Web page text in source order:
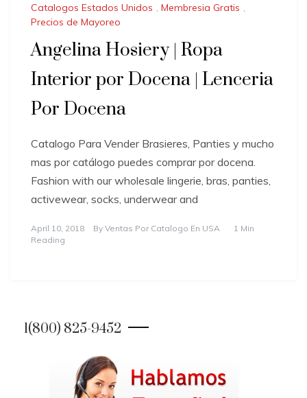
Catalogos Estados Unidos , Membresia Gratis ,
Precios de Mayoreo
Angelina Hosiery | Ropa
Interior por Docena | Lenceria
Por Docena
Catalogo Para Vender Brasieres, Panties y mucho
mas por catálogo puedes comprar por docena.
Fashion with our wholesale lingerie, bras, panties,
activewear, socks, underwear and
April 10, 2018 By Ventas Por Catalogo En USA
1 Min
Reading
1(800) 825-9452